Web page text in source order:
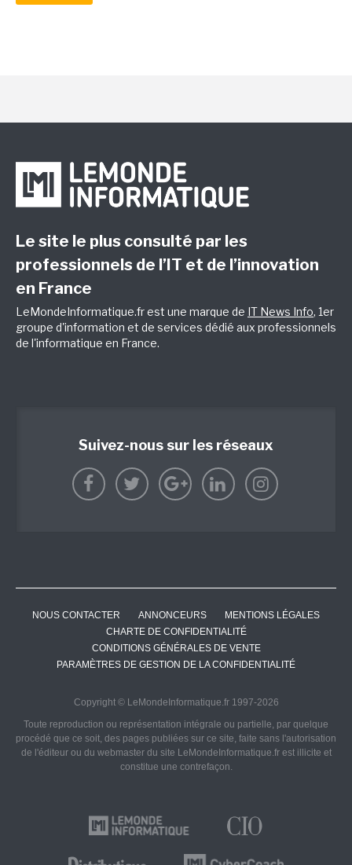
Le site le plus consulté par les
professionnels de l’IT et de l’innovation
en France
LeMondeInformatique.fr est une marque de IT News Info, 1er
groupe d'information et de services dédié aux professionnels
de l'informatique en France.
Suivez-nous sur les réseaux
NOUS CONTACTER ANNONCEURS
MENTIONS LÉGALES
CHARTE DE CONFIDENTIALITÉ
CONDITIONS GÉNÉRALES DE VENTE
PARAMÈTRES DE GESTION DE LA CONFIDENTIALITÉ
Copyright © LeMondeInformatique.fr 1997-2026
Toute reproduction ou représentation intégrale ou partielle, par quelque
procédé que ce soit, des pages publiées sur ce site, faite sans l'autorisation
de l'éditeur ou du webmaster du site LeMondeInformatique.fr est illicite et
constitue une contrefaçon.